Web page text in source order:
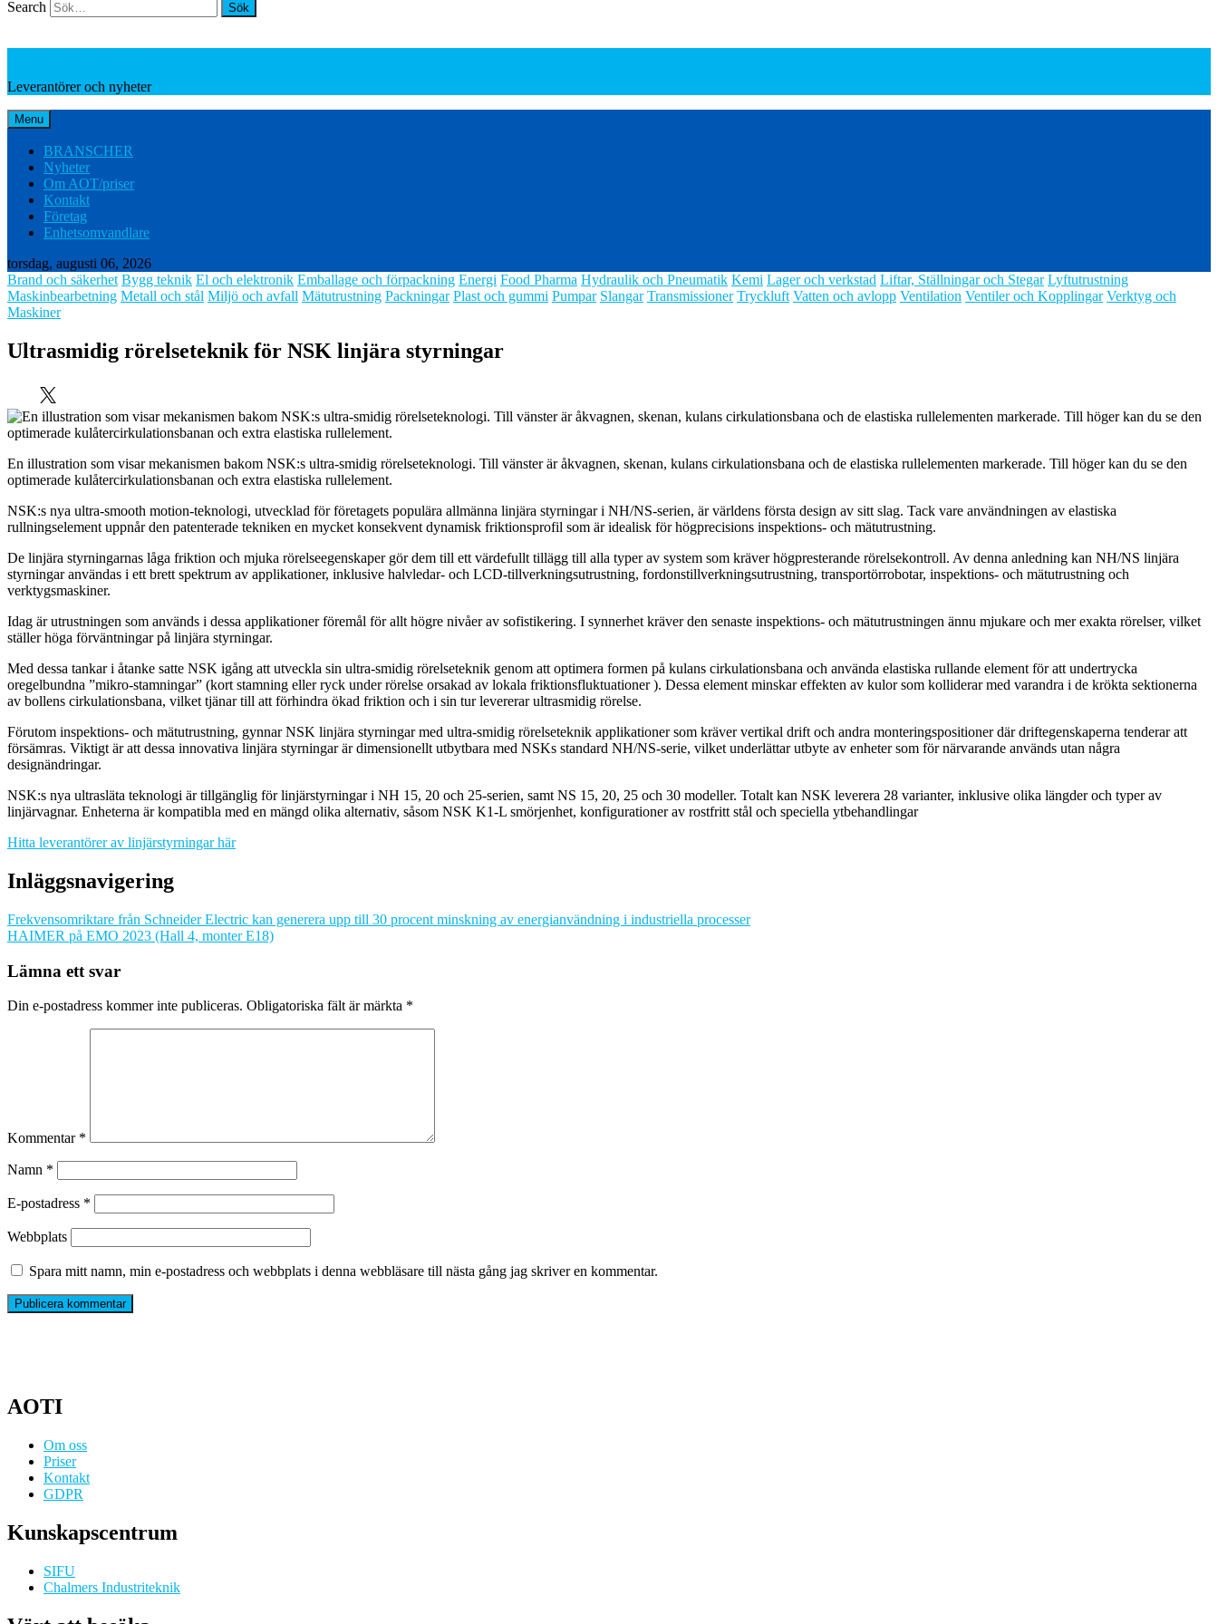
Search
Leverantörer och nyheter
Menu
BRANSCHER
Nyheter
Om AOT/priser
Kontakt
Företag
Enhetsomvandlare
torsdag, augusti 06, 2026
Brand och säkerhet Bygg teknik El och elektronik Emballage och förpackning Energi Food Pharma Hydraulik och Pneumatik Kemi Lager och verkstad Liftar, Ställningar och Stegar Lyftutrustning
Maskinbearbetning Metall och stål Miljö och avfall Mätutrustning Packningar Plast och gummi Pumpar Slangar Transmissioner Tryckluft Vatten och avlopp Ventilation Ventiler och Kopplingar Verktyg och
Maskiner
Ultrasmidig rörelseteknik för NSK linjära styrningar
En illustration som visar mekanismen bakom NSK:s ultra-smidig rörelseteknologi. Till vänster är åkvagnen, skenan, kulans cirkulationsbana och de elastiska rullelementen markerade. Till höger kan du se den
optimerade kulåtercirkulationsbanan och extra elastiska rullelement.
NSK:s nya ultra-smooth motion-teknologi, utvecklad för företagets populära allmänna linjära styrningar i NH/NS-serien, är världens första design av sitt slag. Tack vare användningen av elastiska
rullningselement uppnår den patenterade tekniken en mycket konsekvent dynamisk friktionsprofil som är idealisk för högprecisions inspektions- och mätutrustning.
De linjära styrningarnas låga friktion och mjuka rörelseegenskaper gör dem till ett värdefullt tillägg till alla typer av system som kräver högpresterande rörelsekontroll. Av denna anledning kan NH/NS linjära
styrningar användas i ett brett spektrum av applikationer, inklusive halvledar- och LCD-tillverkningsutrustning, fordonstillverkningsutrustning, transportörrobotar, inspektions- och mätutrustning och
verktygsmaskiner.
Idag är utrustningen som används i dessa applikationer föremål för allt högre nivåer av sofistikering. I synnerhet kräver den senaste inspektions- och mätutrustningen ännu mjukare och mer exakta rörelser, vilket
ställer höga förväntningar på linjära styrningar.
Med dessa tankar i åtanke satte NSK igång att utveckla sin ultra-smidig rörelseteknik genom att optimera formen på kulans cirkulationsbana och använda elastiska rullande element för att undertrycka
oregelbundna ”mikro-stamningar” (kort stamning eller ryck under rörelse orsakad av lokala friktionsfluktuationer ). Dessa element minskar effekten av kulor som kolliderar med varandra i de krökta sektionerna
av bollens cirkulationsbana, vilket tjänar till att förhindra ökad friktion och i sin tur levererar ultrasmidig rörelse.
Förutom inspektions- och mätutrustning, gynnar NSK linjära styrningar med ultra-smidig rörelseteknik applikationer som kräver vertikal drift och andra monteringspositioner där driftegenskaperna tenderar att
försämras. Viktigt är att dessa innovativa linjära styrningar är dimensionellt utbytbara med NSKs standard NH/NS-serie, vilket underlättar utbyte av enheter som för närvarande används utan några
designändringar.
NSK:s nya ultrasläta teknologi är tillgänglig för linjärstyrningar i NH 15, 20 och 25-serien, samt NS 15, 20, 25 och 30 modeller. Totalt kan NSK leverera 28 varianter, inklusive olika längder och typer av
linjärvagnar. Enheterna är kompatibla med en mängd olika alternativ, såsom NSK K1-L smörjenhet, konfigurationer av rostfritt stål och speciella ytbehandlingar
Hitta leverantörer av linjärstyrningar här
Inläggsnavigering
Frekvensomriktare från Schneider Electric kan generera upp till 30 procent minskning av energianvändning i industriella processer
HAIMER på EMO 2023 (Hall 4, monter E18)
Lämna ett svar
Din e-postadress kommer inte publiceras. Obligatoriska fält är märkta *
Kommentar *
Namn *
E-postadress *
Webbplats
Spara mitt namn, min e-postadress och webbplats i denna webbläsare till nästa gång jag skriver en kommentar.
AOTI
Om oss
Priser
Kontakt
GDPR
Kunskapscentrum
SIFU
Chalmers Industriteknik